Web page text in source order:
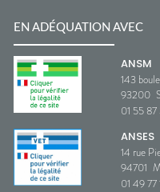
EN ADÉQUATION AVEC
ANSM
143
93200
01 55
ANSES
14 rue
94701
01 49 77